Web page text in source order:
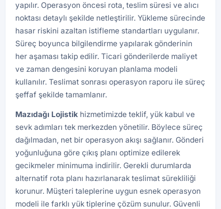
yapılır. Operasyon öncesi rota, teslim süresi ve alıcı
noktası detaylı şekilde netleştirilir. Yükleme sürecinde
hasar riskini azaltan istifleme standartları uygulanır.
Süreç boyunca bilgilendirme yapılarak gönderinin
her aşaması takip edilir. Ticari gönderilerde maliyet
ve zaman dengesini koruyan planlama modeli
kullanılır. Teslimat sonrası operasyon raporu ile süreç
şeffaf şekilde tamamlanır.
Mazıdağı Lojistik hizmetimizde teklif, yük kabul ve
sevk adımları tek merkezden yönetilir. Böylece süreç
dağılmadan, net bir operasyon akışı sağlanır. Gönderi
yoğunluğuna göre çıkış planı optimize edilerek
gecikmeler minimuma indirilir. Gerekli durumlarda
alternatif rota planı hazırlanarak teslimat sürekliliği
korunur. Müşteri taleplerine uygun esnek operasyon
modeli ile farklı yük tiplerine çözüm sunulur. Güvenli